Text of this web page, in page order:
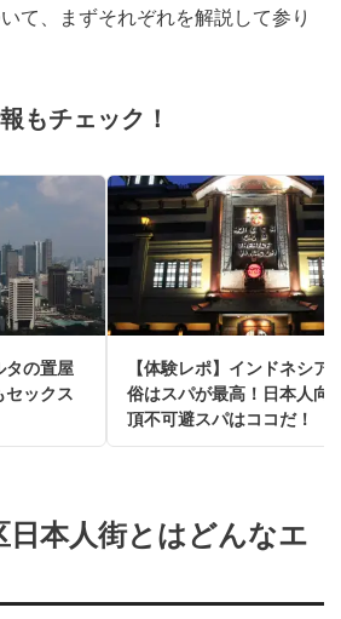
て、まずそれぞれを解説して参り
もチェック！
タの置屋
セックス
【体験レポ】インドネシア
俗はスパが最高！日本人向
頂不可避スパはココだ！
本人街とはどんなエ